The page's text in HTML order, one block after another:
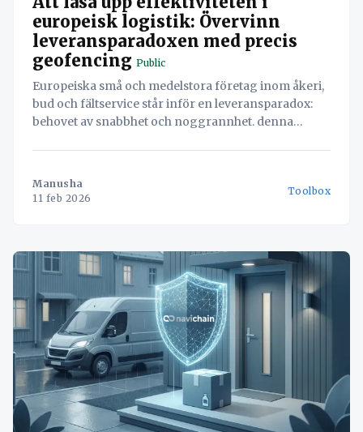
europeisk logistik: Övervinn
leveransparadoxen med precis
geofencing Public
Europeiska små och medelstora företag inom åkeri,
bud och fältservice står inför en leveransparadox:
behovet av snabbhet och noggrannhet. denna
effektiviteten, minska kostnaderna och öka
Manusha
11 feb 2026
Toolbox